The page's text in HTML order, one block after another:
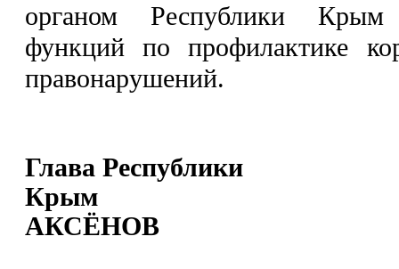
органом Республики
функций по профилактике
правонарушений.
Глава Республики
Крым
АКСЁНОВ